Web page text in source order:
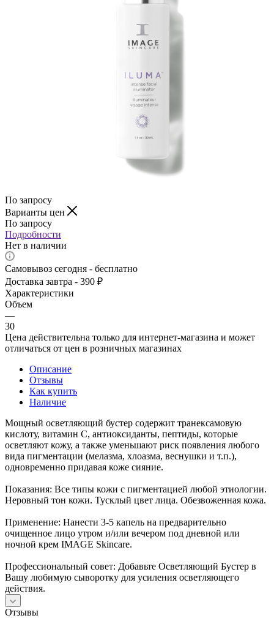
По запросу
Варианты цен
По запросу
Подробности
Нет в наличии
Самовывоз сегодня - бесплатно
Доставка завтра - 390 ₽
Характеристики
Объем
—
30
Цена действительна только для интернет-магазина и может
отличаться от цен в розничных магазинах
Описание
Отзывы
Как купить
Наличие
Мощный осветляющий бустер содержит транексамовую
кислоту, витамин С, антиоксиданты, пептиды, которые
осветляют кожу, а также уменьшают риск появления любого
вида пигментации (мелазма, хлоазма, веснушки и т.п.),
одновременно придавая коже сияние.
Показания: Все типы кожи с пигментацией любой этиологии.
Неровный тон кожи. Тусклый цвет лица. Обезвоженная кожа.
Применение: Нанести 3-5 капель на предварительно
очищенное лицо утром и/или вечером под дневной или
ночной крем IMAGE Skincare.
Профессиональный совет: Добавьте Осветляющий Бустер в
Вашу любимую сыворотку для усиления осветляющего
действия.
Отзывы